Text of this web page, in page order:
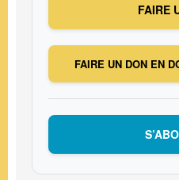
FAIRE
FAIRE UN DON EN